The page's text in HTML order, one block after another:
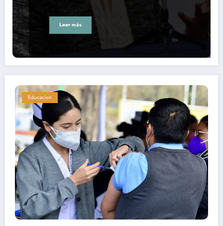
Leer más
Educacíon